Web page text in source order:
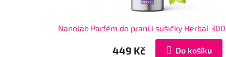
Nanolab Parfém do praní i sušičky Herbal
449 Kč Do košíku